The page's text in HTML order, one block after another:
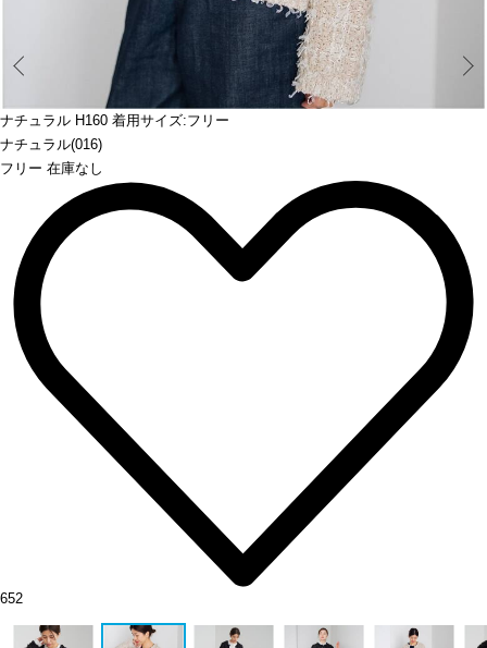
ナチュラル H160 着用サイズ:フリー
ナチュラル(016)
フリー 在庫なし
652